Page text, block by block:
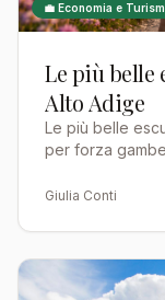
💼 Economia e
Le più belle
Alto Adige
Le più belle
per forza
Giulia Conti